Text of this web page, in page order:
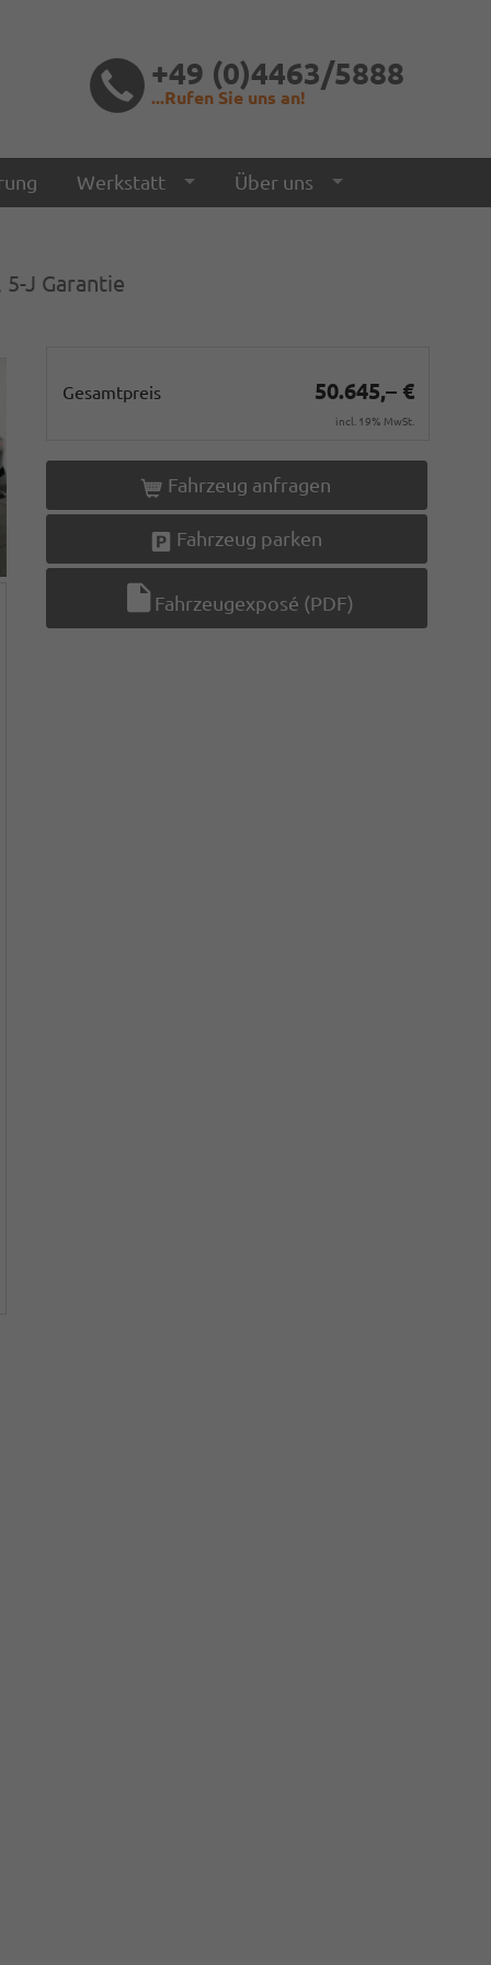
+49 (0)4463/5888
...Rufen Sie uns an!
Werkstatt Über uns
5-J Garantie
Gesamtpreis 50.645,– €
incl. 19% MwSt.
Fahrzeug anfragen
Fahrzeug parken
Fahrzeugexposé (PDF)